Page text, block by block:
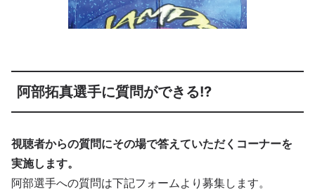
阿部拓真選手に質問ができる!?
視聴者からの質問にその場で答えていただくコーナーを
実施します。
阿部選手への質問は下記フォームより募集します。